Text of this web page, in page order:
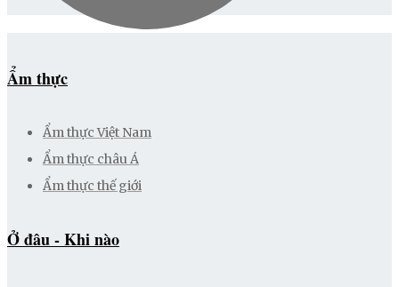
Ẩm thực
Ẩm thực Việt Nam
Ẩm thực châu Á
Ẩm thực thế giới
Ở đâu - Khi nào